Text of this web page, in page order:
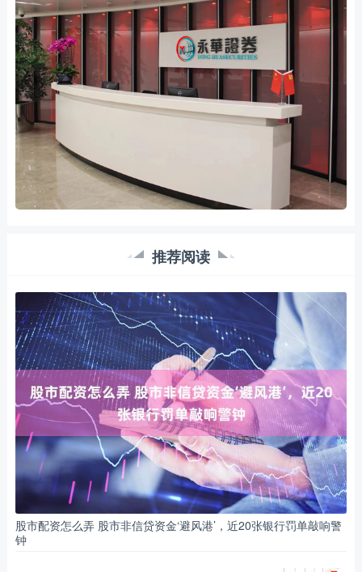
推荐阅读
股市配资怎么弄 股市非信贷资金‘避风港’，近20张银行罚单敲响警
钟